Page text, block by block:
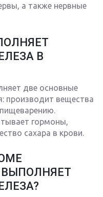
а также нервные
В
две основные
производит вещества
гормоны,
сахара в крови.